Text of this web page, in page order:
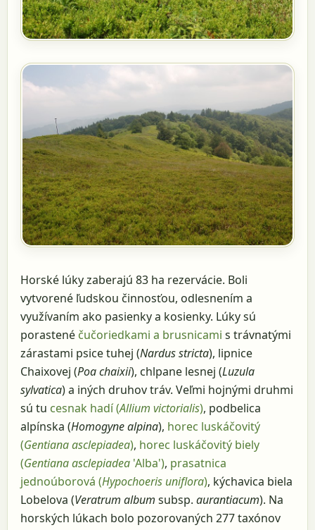
Horské lúky zaberajú 83 ha rezervácie. Boli
vytvorené ľudskou činnosťou, odlesnením a
využívaním ako pasienky a kosienky. Lúky sú
porastené čučoriedkami a brusnicami s trávnatými
zárastami psice tuhej (Nardus stricta), lipnice
Chaixovej (Poa chaixii), chlpane lesnej (Luzula
sylvatica) a iných druhov tráv. Veľmi hojnými druhmi
sú tu cesnak hadí (Allium victorialis), podbelica
alpínska (Homogyne alpina), horec luskáčovitý
(Gentiana asclepiadea), horec luskáčovitý biely
(Gentiana asclepiadea 'Alba'), prasatnica
jednoúborová (Hypochoeris uniflora), kýchavica biela
Lobelova (Veratrum album subsp. aurantiacum). Na
horských lúkach bolo pozorovaných 277 taxónov